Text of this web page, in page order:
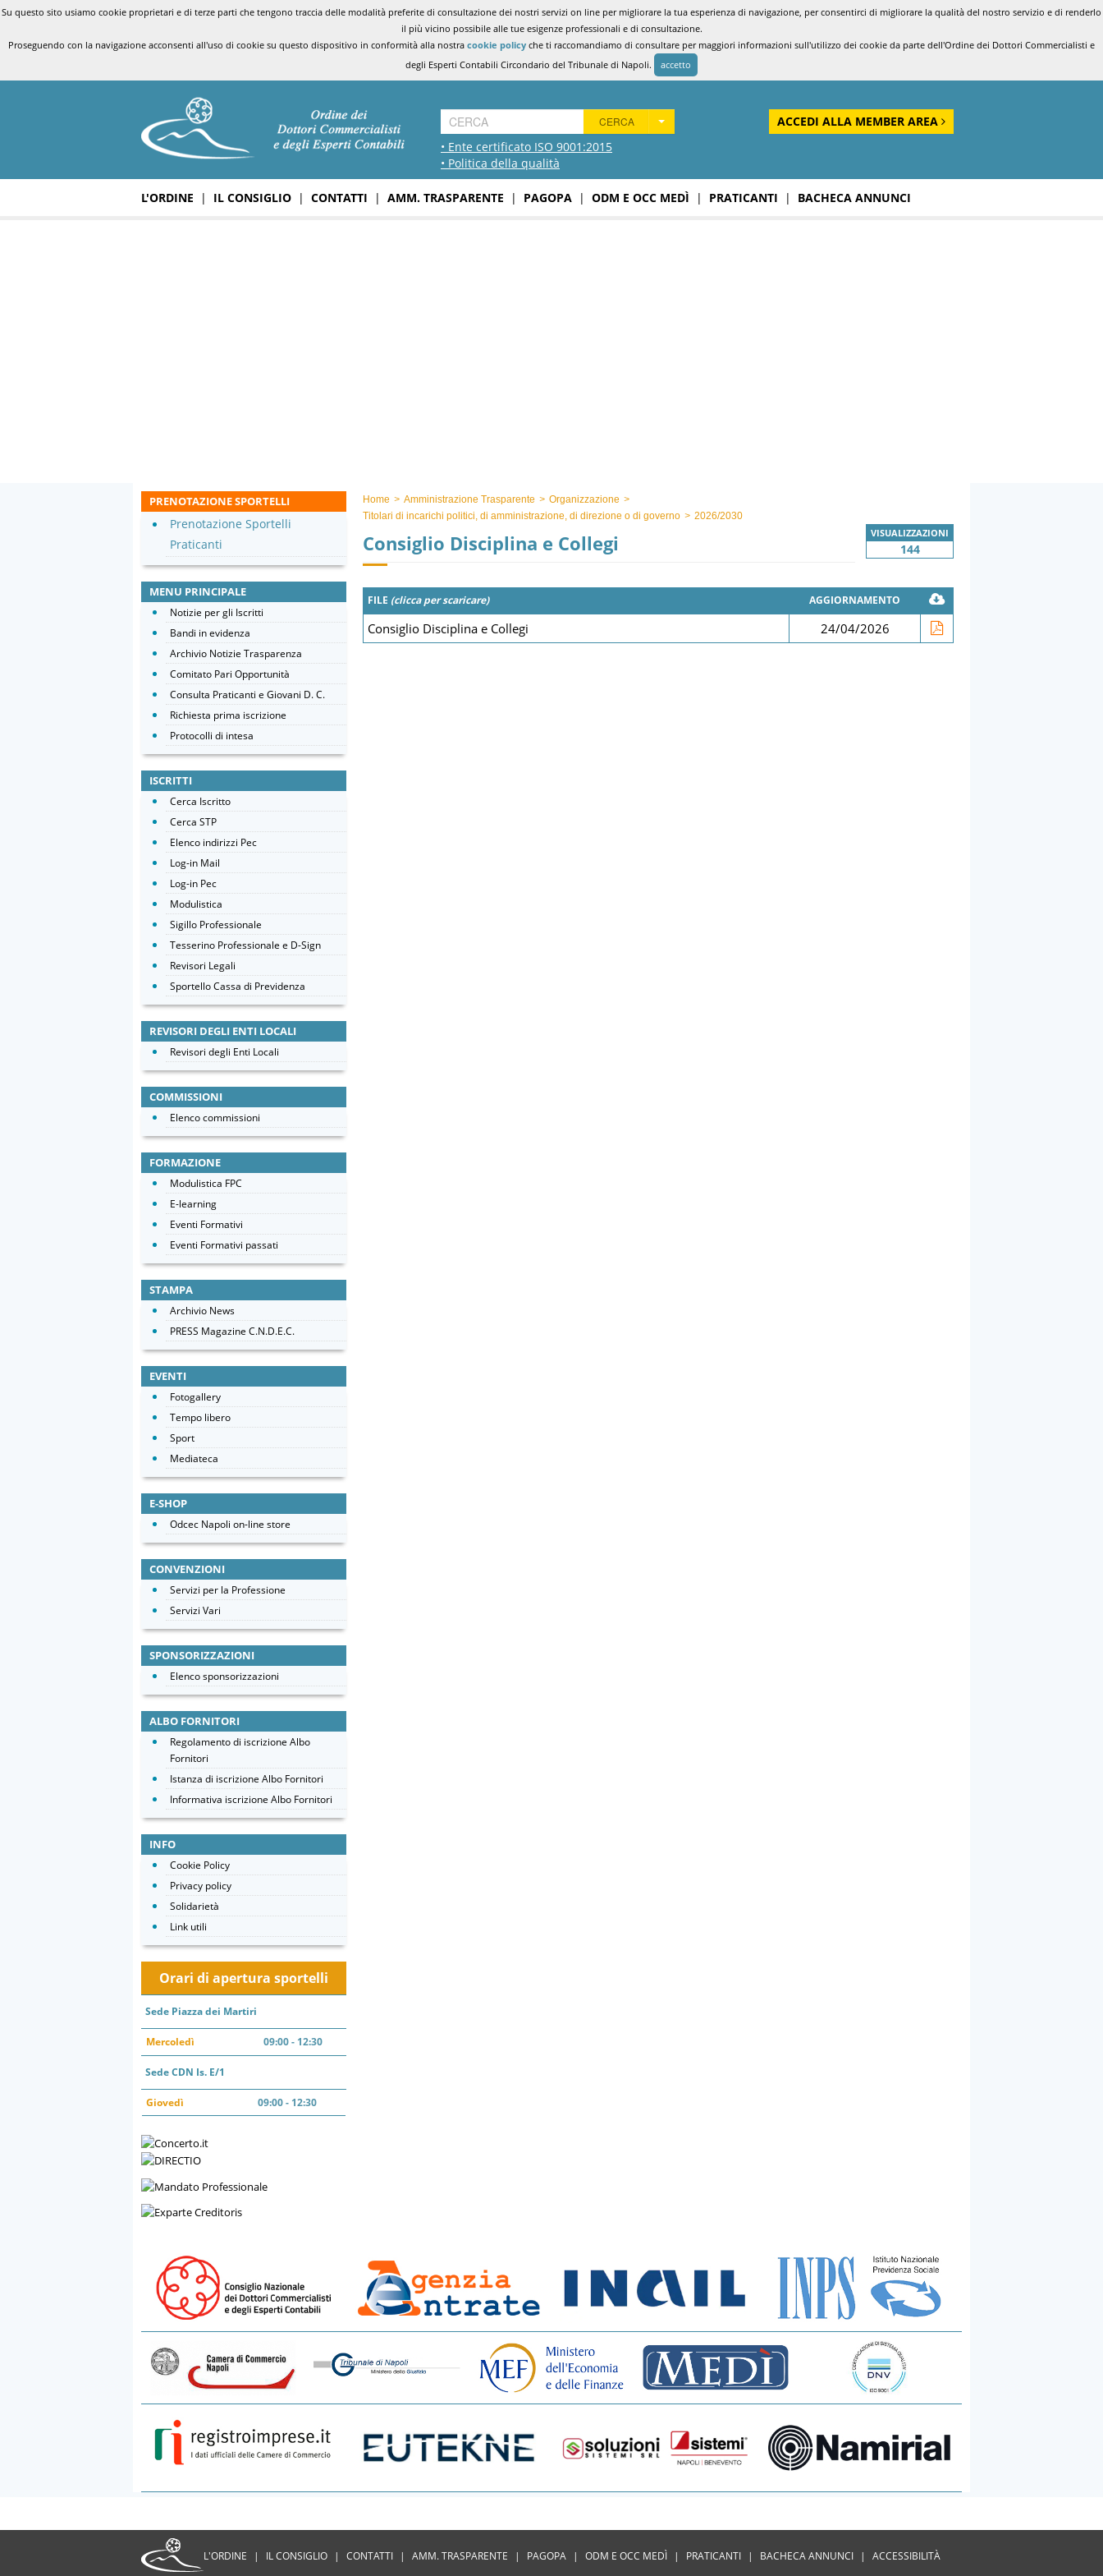
Su questo sito usiamo cookie proprietari e di terze parti che tengono traccia delle modalità preferite di consultazione dei nostri servizi on line per migliorare la tua esperienza di navigazione, per consentirci di migliorare la qualità del nostro servizio e di renderlo
il più vicino possibile alle tue esigenze professionali e di consultazione.
Proseguendo con la navigazione acconsenti all'uso di cookie su questo dispositivo in conformità alla nostra cookie policy che ti raccomandiamo di consultare per maggiori informazioni sull'utilizzo dei cookie da parte dell'Ordine dei Dottori Commercialisti e
degli Esperti Contabili Circondario del Tribunale di Napoli.
accetto
• Ente certificato ISO 9001:2015
• Politica della qualità
CERCA ACCEDI ALLA MEMBER AREA
L'ORDINE | IL CONSIGLIO | CONTATTI | AMM. TRASPARENTE | PAGOPA | ODM E OCC MEDÌ | PRATICANTI | BACHECA ANNUNCI
Home > Amministrazione Trasparente > Organizzazione >
Titolari di incarichi politici, di amministrazione, di direzione o di governo > 2026/2030
Consiglio Disciplina e Collegi VISUALIZZAZIONI
144
FILE (clicca per scaricare) AGGIORNAMENTO
Consiglio Disciplina e Collegi 24/04/2026
PRENOTAZIONE SPORTELLI
Prenotazione Sportelli
Praticanti
MENU PRINCIPALE
Notizie per gli Iscritti
Bandi in evidenza
Archivio Notizie Trasparenza
Comitato Pari Opportunità
Consulta Praticanti e Giovani D. C.
Richiesta prima iscrizione
Protocolli di intesa
ISCRITTI
Cerca Iscritto
Cerca STP
Elenco indirizzi Pec
Log-in Mail
Log-in Pec
Modulistica
Sigillo Professionale
Tesserino Professionale e D-Sign
Revisori Legali
Sportello Cassa di Previdenza
REVISORI DEGLI ENTI LOCALI
Revisori degli Enti Locali
COMMISSIONI
Elenco commissioni
FORMAZIONE
Modulistica FPC
E-learning
Eventi Formativi
Eventi Formativi passati
STAMPA
Archivio News
PRESS Magazine C.N.D.E.C.
EVENTI
Fotogallery
Tempo libero
Sport
Mediateca
E-SHOP
Odcec Napoli on-line store
CONVENZIONI
Servizi per la Professione
Servizi Vari
SPONSORIZZAZIONI
Elenco sponsorizzazioni
ALBO FORNITORI
Regolamento di iscrizione Albo
Fornitori
Istanza di iscrizione Albo Fornitori
Informativa iscrizione Albo Fornitori
INFO
Cookie Policy
Privacy policy
Solidarietà
Link utili
Orari di apertura sportelli
Sede Piazza dei Martiri
Mercoledì 09:00 - 12:30
Sede CDN Is. E/1
Giovedì 09:00 - 12:30
L'ORDINE | IL CONSIGLIO | CONTATTI | AMM. TRASPARENTE | PAGOPA | ODM E OCC MEDÌ | PRATICANTI | BACHECA ANNUNCI | ACCESSIBILITÀ